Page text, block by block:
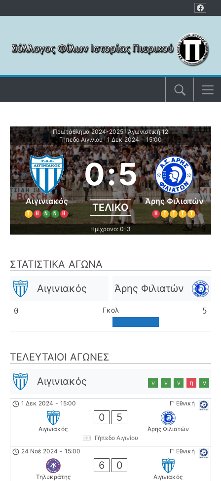
Πρωτάθλημα 2024-2025 | Αγωνιστική 12
Γήπεδο Αιγινίου | 1 Δεκ 2024 - 15:00
Αιγινιακός
Ι Η Ν Ν Η
0:5
ΤΕΛΙΚΌ
Άρης Φιλιατών
Η Ι Ι Ι Ι
Ημίχρονο: 0-3
ΣΤΑΤΙΣΤΙΚΆ ΑΓΏΝΑ
Αιγινιακός Άρης Φιλιατών
0 Γκολ 5
ΤΕΛΕΥΤΑΊΟΙ ΑΓΏΝΕΣ
Αιγινιακός ν ν ν η ν
Γ' Εθνική
1 Δεκ 2024 - 15:00
Αιγινιακός
0 5
Άρης Φιλιατών
Γήπεδο Αιγινίου
Γ' Εθνική
24 Νοέ 2024 - 15:00
Τηλυκράτης
6 0
Αιγινιακός